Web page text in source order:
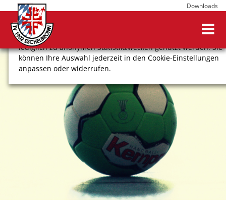
Wir verwenden Cookies, um Ihnen ein optimales
Webseitenerlebnis zu bieten. Dazu zählen Cookies, die für
den Betrieb der Seite notwendig sind, sowie solche, die
lediglich zu anonymen Statistikzwecken genutzt werden. Sie
können Ihre Auswahl jederzeit in den Cookie-Einstellungen
anpassen oder widerrufen.
COOKIE-EINSTELLUNGEN
ALLE ABLEHNEN
ALLE AUSWÄHLEN
Downloads